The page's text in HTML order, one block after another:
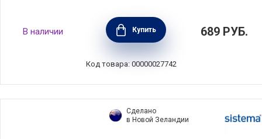
Контейнер герметичный KLIP IT+ 0,4 л,
материал пластик, Sistema, Новая
Зеландия, SI881540
В наличии Купить 689 РУБ.
Код товара: 00000027742
Сделано
в Новой Зеландии